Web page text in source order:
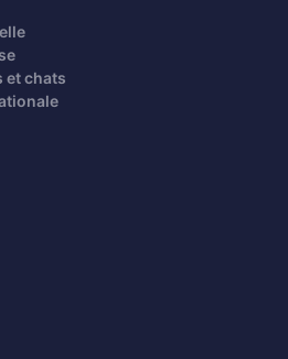
et chats